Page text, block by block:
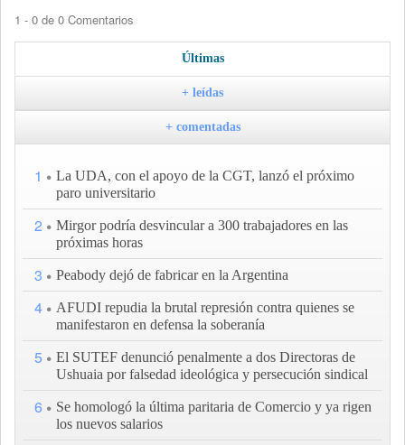
1 - 0 de 0 Comentarios
Últimas
+ leídas
+ comentadas
1
La UDA, con el apoyo de la CGT, lanzó el próximo
paro universitario
2
Mirgor podría desvincular a 300 trabajadores en las
próximas horas
3 Peabody dejó de fabricar en la Argentina
4
AFUDI repudia la brutal represión contra quienes se
manifestaron en defensa la soberanía
5
El SUTEF denunció penalmente a dos Directoras de
Ushuaia por falsedad ideológica y persecución sindical
6
Se homologó la última paritaria de Comercio y ya rigen
los nuevos salarios